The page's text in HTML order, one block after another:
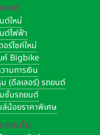
ยนต์
ต์ใหม่
ต์ไฟฟ้า
อร์ไซค์ใหม่
ค์ Bigbike
ามการเงิน
ม (ดีลเลอร์) รถยนต์
มชั่นรถยนต์
ล์น้อยราคาพิเศษ
คอนโด